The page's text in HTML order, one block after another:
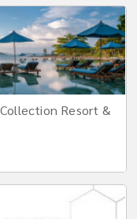
Resort &